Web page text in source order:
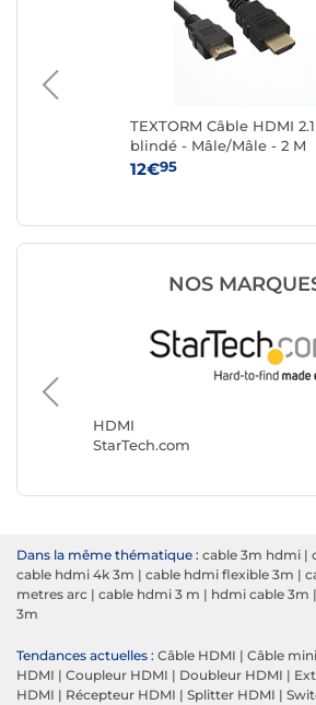
TEXTORM Câble HDMI 2.1
blindé - Mâle/Mâle - 2 M
12€95
NOS
HDMI
StarTech.com
Dans la même thématique : cable 3m hdmi |
cable hdmi 4k 3m | cable hdmi flexible 3m |
metres arc | cable hdmi 3 m | hdmi cable 3m |
3m
Tendances actuelles : Câble HDMI | Câble
HDMI | Coupleur HDMI | Doubleur HDMI |
HDMI | Récepteur HDMI | Splitter HDMI |